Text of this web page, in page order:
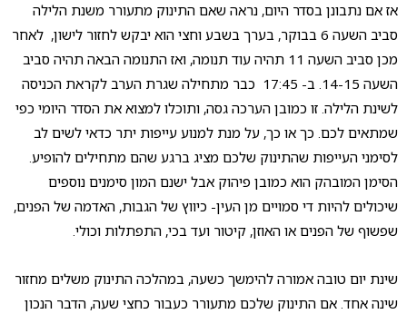
אז אם נתבונן בסדר היום, נראה שאם התינוק מתעורר משנת הלילה
סביב השעה 6 בבוקר, בערך בשבע וחצי הוא יבקש לחזור לישון, לאחר
מכן סביב השעה 11 תהיה עוד תנומה, ואז התנומה הבאה תהיה סביב
השעה 14-15. ב- 17:45 כבר מתחילה שגרת הערב לקראת הכניסה
לשינת הלילה. זו כמובן הערכה גסה, ותוכלו למצוא את הסדר היומי כפי
שמתאים לכם. כך או כך, על מנת למנוע עייפות יתר כדאי לשים לב
לסימני העייפות שהתינוק שלכם מציג ברגע שהם מתחילים להופיע.
הסימן המובהק הוא כמובן פיהוק אבל ישנם המון סימנים נוספים
שיכולים להיות די סמויים מן העין- כיווץ של הגבות, האדמה של הפנים,
שפשוף של הפנים או האוזן, קיטור ועד בכי, התפתלות וכולי.
שינת יום טובה אמורה להימשך כשעה, במהלכה התינוק משלים מחזור
שינה אחד. אם התינוק שלכם מתעורר כעבור כחצי שעה, הדבר הנכון